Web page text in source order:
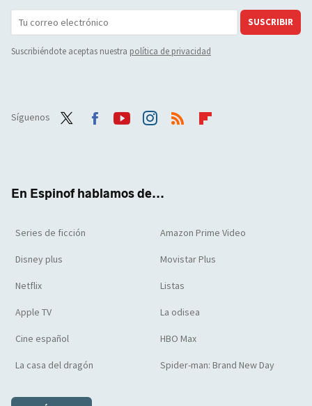
SUSCRIBIR
Suscribiéndote aceptas nuestra política de privacidad
Síguenos
En Espinof hablamos de...
Series de ficción Amazon Prime Video
Disney plus Movistar Plus
Netflix Listas
Apple TV La odisea
Cine español HBO Max
La casa del dragón Spider-man: Brand New Day